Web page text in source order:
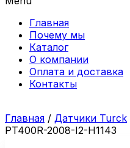
Главная
Почему мы
Каталог
О компании
Оплата и доставка
Контакты
Главная / Датчики Turck
PT400R-2008-I2-H1143